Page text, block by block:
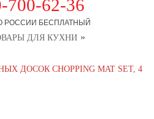
700-62-36
РОССИИ БЕСПЛАТНЫЙ
ДЛЯ КУХНИ »
ДОСОК CHOPPING MAT SET, 4